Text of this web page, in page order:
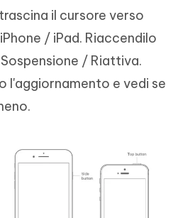
il cursore verso
/ iPad. Riaccendilo
/ Riattiva.
l'aggiornamento e vedi se